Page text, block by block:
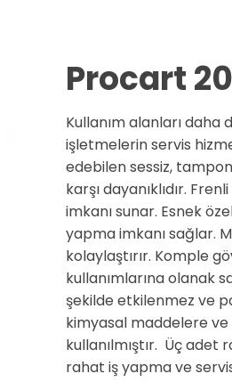
Procart
Kullanım alanları
işletmelerin servis
edebilen sessiz,
karşı dayanıklıdır.
imkanı sunar. Esnek
yapma imkanı sağlar.
kolaylaştırır. Komple
kullanımlarına olanak
şekilde etkilenmez ve
kimyasal maddelere ve
kullanılmıştır. Üç adet
rahat iş yapma ve